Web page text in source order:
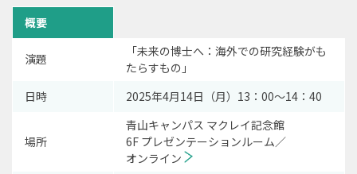
概要
演題
「未来の博士へ：海外での研究経験がも
たらすもの」
日時
2025年4月14日（月）13：00～14：40
場所
青山キャンパス マクレイ記念館
6F プレゼンテーションルーム／
オンライン